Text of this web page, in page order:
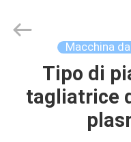
CASA
PRODOTTI
Technologies
Co.,Ltd..
Macchina
Tipo di
tagliatrice